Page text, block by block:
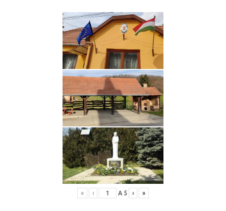
« ‹ A 5 › »